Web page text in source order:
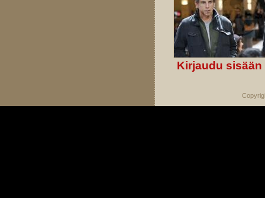
Kirjaudu sisään